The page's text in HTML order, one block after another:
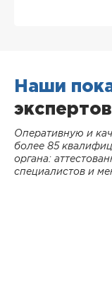
Наши
экспертов
Оперативную и
более 85
органа:
специалистов и